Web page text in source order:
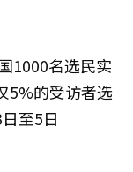
1000名选民实
的受访者选
至5日